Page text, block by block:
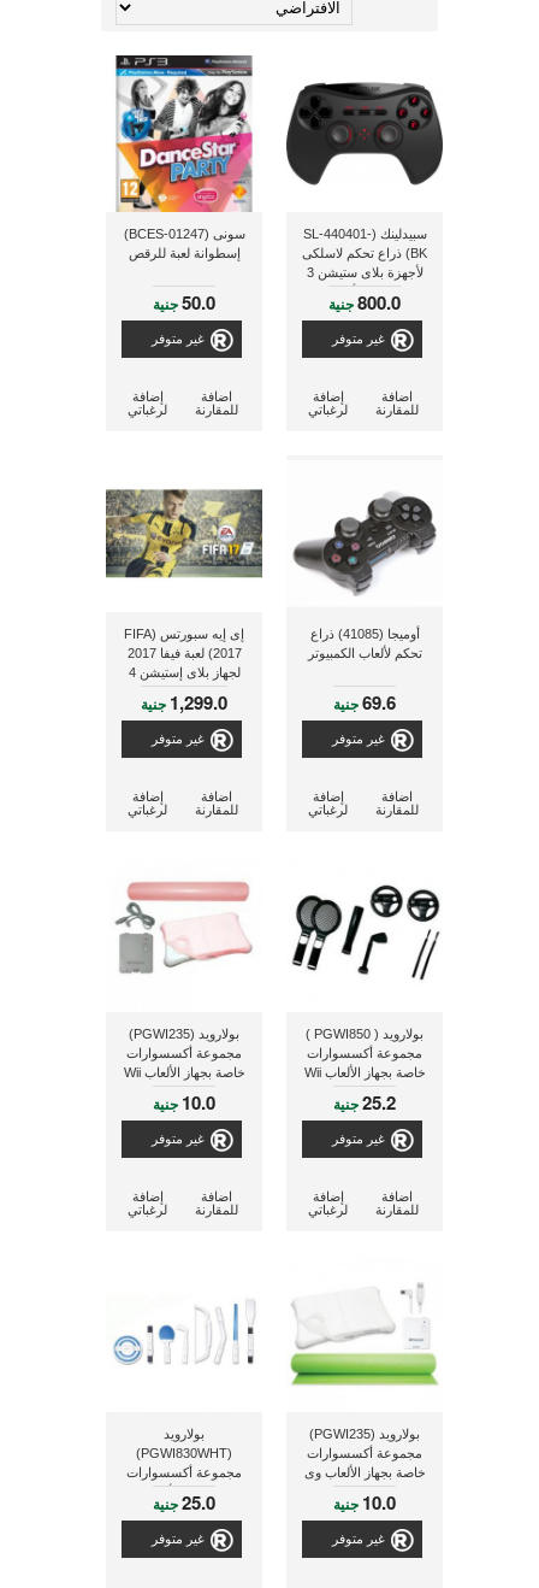
سبيدلينك (SL-440401-
BK) ذراع تحكم لاسلكى
لأجهزة بلاى ستيشن 3
(PS3) - أسود800.0جنية
غير متوفر
إضافة
لرغباتي
اضافة
للمقارنة
سونى (BCES-01247)
إسطوانة لعبة للرقص
50.0جنية
غير متوفر
إضافة
لرغباتي
اضافة
للمقارنة
أوميجا (41085) ذراع
تحكم لألعاب الكمبيوتر
69.6جنية
غير متوفر
إضافة
لرغباتي
اضافة
للمقارنة
إى إيه سبورتس (FIFA
2017) لعبة فيفا 2017
لجهاز بلاى إستيشن 4
1,299.0 جنية
غير متوفر
إضافة
لرغباتي
اضافة
للمقارنة
بولارويد ( PGWI850 )
مجموعة أكسسوارات
خاصة بجهاز الألعاب Wii
25.2جنية
غير متوفر
إضافة
لرغباتي
اضافة
للمقارنة
بولارويد (PGWI235)
مجموعة أكسسوارات
خاصة بجهاز الألعاب Wii
10.0 جنية
غير متوفر
إضافة
لرغباتي
اضافة
للمقارنة
بولارويد (PGWI235)
مجموعة أكسسوارات
خاصة بجهاز الألعاب وى
10.0 جنية
غير متوفر
بولارويد
(PGWI830WHT)
مجموعة أكسسوارات
خاصة بجهاز الألعاب Wii
25.0جنية
غير متوفر